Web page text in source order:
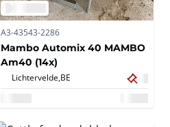
A3-43543-2286
Mambo Automix 40 MAMBO
Am40 (14x)
Lichtervelde, BE